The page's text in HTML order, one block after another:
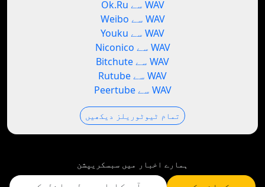
Ok.Ru سے WAV
Weibo سے WAV
Youku سے WAV
Niconico سے WAV
Bitchute سے WAV
Rutube سے WAV
Peertube سے WAV
تمام ٹیوٹوریلز دیکھیں
ہمارے اخبار میں سبسکریپشن